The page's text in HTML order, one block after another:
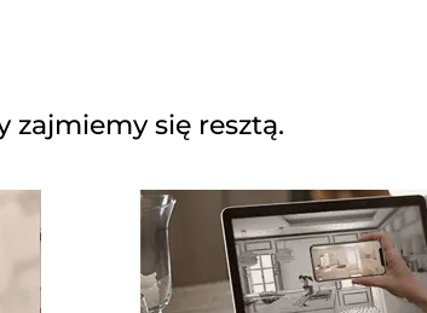
zajmiemy się resztą.